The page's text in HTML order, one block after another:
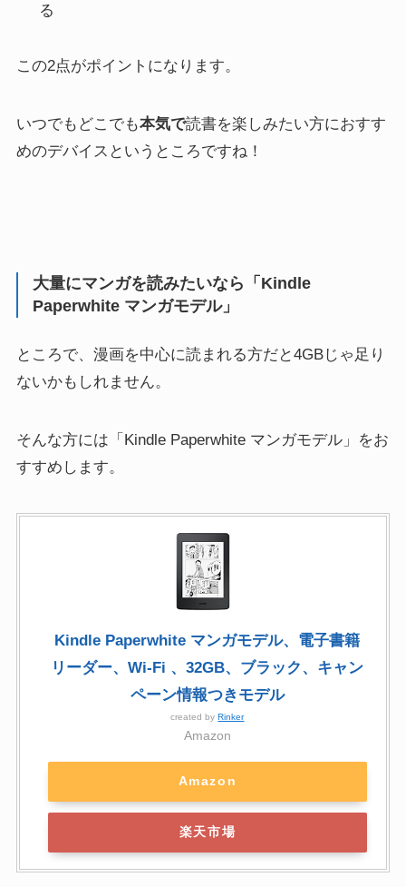
る
この2点がポイントになります。
いつでもどこでも本気で読書を楽しみたい方におすす
めのデバイスというところですね！
大量にマンガを読みたいなら「Kindle
Paperwhite マンガモデル」
ところで、漫画を中心に読まれる方だと4GBじゃ足り
ないかもしれません。
そんな方には 「Kindle Paperwhite マンガモデル」
をお
すすめします。
Kindle Paperwhite マンガモデル、電子書籍
リーダー、Wi-Fi 、32GB、ブラック、キャン
ペーン情報つきモデル
created byRinker
Amazon
Amazon
楽天市場